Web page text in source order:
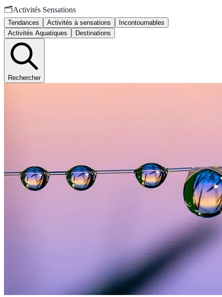
🗂️Activités Sensations
Tendances Activités à sensations
Incontournables
Activités Aquatiques
Destinations
Rechercher